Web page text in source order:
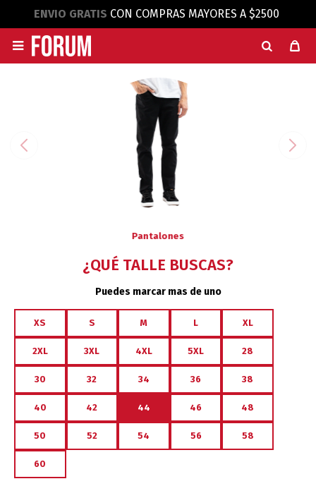
ENVIO GRATIS CON COMPRAS MAYORES A $2500

Pantalones
¿QUÉ TALLE BUSCAS?
Puedes marcar mas de uno
XS S M L XL
2XL 3XL 4XL 5XL 28
30 32 34 36 38
40 42 44 46 48
50 52 54 56 58
60